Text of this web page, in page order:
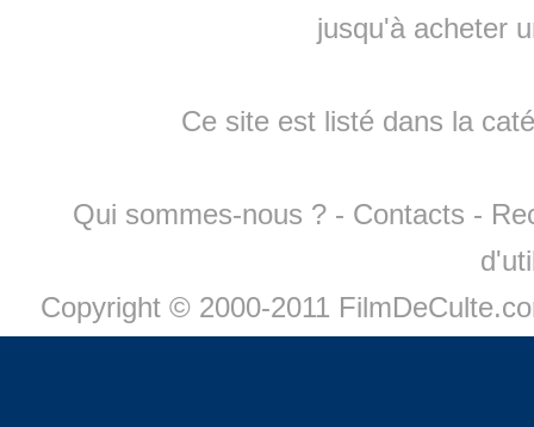
jusqu'à acheter
Ce site est listé dans la
Qui sommes-nous ? - Contacts -
Copyright © 2000-2011